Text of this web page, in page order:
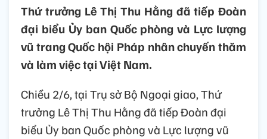
Thứ trưởng Lê Thị Thu Hằng đã tiếp Đoàn
đại biểu Ủy ban Quốc phòng và Lực lượng
vũ trang Quốc hội Pháp nhân chuyến thăm
và làm việc tại Việt Nam.
Chiều 2/6, tại Trụ sở Bộ Ngoại giao, Thứ
trưởng Lê Thị Thu Hằng đã tiếp Đoàn đại
biểu Ủy ban Quốc phòng và Lực lượng vũ